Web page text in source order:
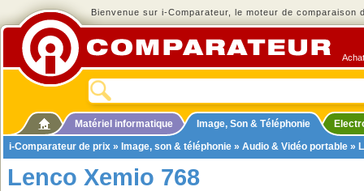
Bienvenue sur i-Comparateur, le moteur de comparaison
Matériel informatique Image, Son & Téléphonie
i-Comparateur de prix » Image, son & téléphonie » Audio & Vidéo portable »
Lenco Xemio 768